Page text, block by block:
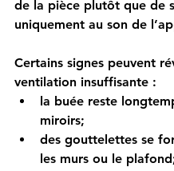
de la pièce plutôt que de
uniquement au son de
Certains signes peuvent
ventilation insuffisante :
la buée reste
miroirs;
des gouttelettes se
les murs ou le